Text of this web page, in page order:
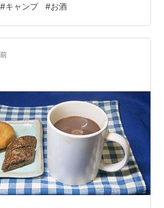
りの魅力について詳しくご紹介し
と焼酎のお湯割り 焚き火がもたら
のお湯割りのまろやかさ 焚き火と
☆おすすめの焼酎とお湯割りの作
湯割りの作り方 ☆焚き火を囲む特
#キャンプ #お酒